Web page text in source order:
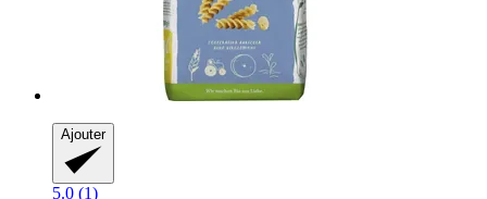
Ajouter
5.0 (1)